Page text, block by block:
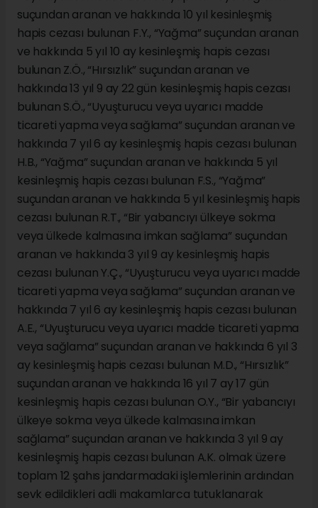
suçundan aranan ve hakkında 10 yıl kesinleşmiş
hapis cezası bulunan F.Y., “Yağma” suçundan aranan
ve hakkında 5 yıl 10 ay kesinleşmiş hapis cezası
bulunan Z.Ö., “Hırsızlık” suçundan aranan ve
hakkında 13 yıl 9 ay 22 gün kesinleşmiş hapis cezası
bulunan S.Ö., “Uyuşturucu veya uyarıcı madde
ticareti yapma veya sağlama” suçundan aranan ve
hakkında 7 yıl 6 ay kesinleşmiş hapis cezası bulunan
H.B., “Yağma” suçundan aranan ve hakkında 5 yıl
kesinleşmiş hapis cezası bulunan F.S., “Yağma”
suçundan aranan ve hakkında 5 yıl kesinleşmiş hapis
cezası bulunan R.T., “Bir yabancıyı ülkeye sokma
veya ülkede kalmasına imkan sağlama” suçundan
aranan ve hakkında 3 yıl 9 ay kesinleşmiş hapis
cezası bulunan Y.Ç., “Uyuşturucu veya uyarıcı madde
ticareti yapma veya sağlama” suçundan aranan ve
hakkında 7 yıl 6 ay kesinleşmiş hapis cezası bulunan
A.E., “Uyuşturucu veya uyarıcı madde ticareti yapma
veya sağlama” suçundan aranan ve hakkında 6 yıl 3
ay kesinleşmiş hapis cezası bulunan M.D., “Hırsızlık”
suçundan aranan ve hakkında 16 yıl 7 ay 17 gün
kesinleşmiş hapis cezası bulunan O.Y., “Bir yabancıyı
ülkeye sokma veya ülkede kalmasına imkan
sağlama” suçundan aranan ve hakkında 3 yıl 9 ay
kesinleşmiş hapis cezası bulunan A.K. olmak üzere
toplam 12 şahıs jandarmadaki işlemlerinin ardından
sevk edildikleri adli makamlarca tutuklanarak